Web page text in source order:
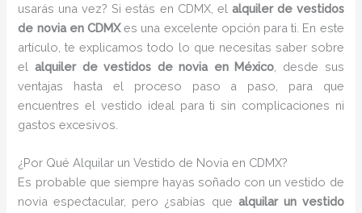
usarás una vez? Si estás en CDMX, el alquiler de vestidos
de novia en CDMXes una excelente opción para ti. En este
artículo, te explicamos todo lo que necesitas saber sobre
elalquiler de vestidos de novia en México , desde sus
ventajas hasta el proceso paso a paso, para que
encuentres el vestido ideal para ti sin complicaciones ni
gastos excesivos.
¿Por Qué Alquilar un Vestido de Novia en CDMX?
Es probable que siempre hayas soñado con un vestido de
novia espectacular, pero ¿sabías que alquilar un vestido